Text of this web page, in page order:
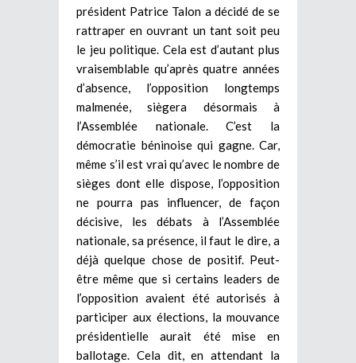
président Patrice Talon a décidé de se
rattraper en ouvrant un tant soit peu
le jeu politique. Cela est d’autant plus
vraisemblable qu’après quatre années
d’absence, l’opposition longtemps
malmenée, siègera désormais à
l’Assemblée nationale. C’est la
démocratie béninoise qui gagne. Car,
même s’il est vrai qu’avec le nombre de
sièges dont elle dispose, l’opposition
ne pourra pas influencer, de façon
décisive, les débats à l’Assemblée
nationale, sa présence, il faut le dire, a
déjà quelque chose de positif. Peut-
être même que si certains leaders de
l’opposition avaient été autorisés à
participer aux élections, la mouvance
présidentielle aurait été mise en
ballotage. Cela dit, en attendant la